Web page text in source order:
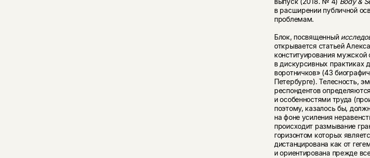
в расширении публичной
проблемам.
Блок, посвященный
открывается статьей
конституирования мужской
в дискурсивных практиках
воротничков» (43
Петербурге). Телесность,
респондентов
и особенностями труда
поэтому, казалось бы,
на фоне усиления
происходит размывание
горизонтом которых
дистанцирована как от
и ориентирована прежде